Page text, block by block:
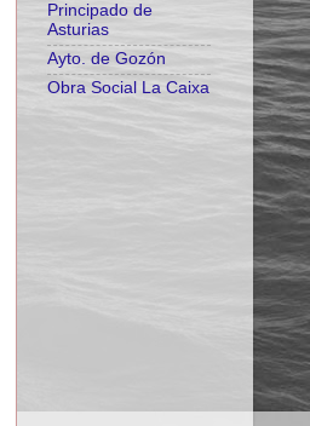
Principado de
Asturias
Ayto. de Gozón
Obra Social La Caixa